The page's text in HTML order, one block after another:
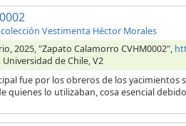
Vestimenta Héctor Morales
2025, "Zapato Calamorro CVHM0002",
de Chile, V2
fue por los obreros de los yacimientos
quienes lo utilizaban, cosa esencial